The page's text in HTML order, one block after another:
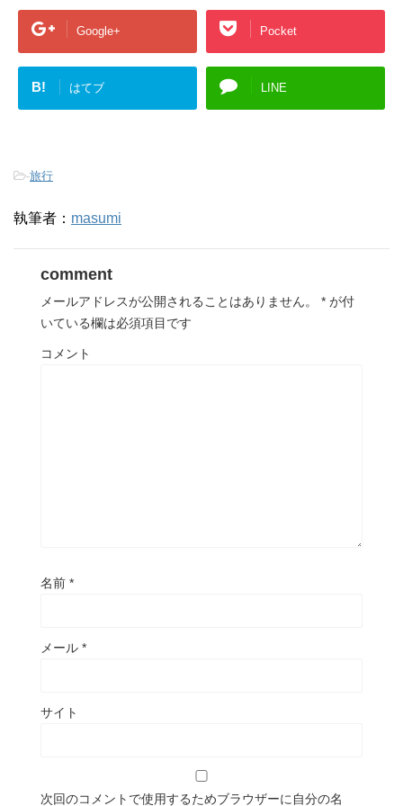
Google+ Pocket
B! はてブ LINE
-旅行
執筆者： masumi
comment
メールアドレスが公開されることはありません。 * が付
いている欄は必須項目です
コメント
名前 *
メール *
サイト
次回のコメントで使用するためブラウザーに自分の名